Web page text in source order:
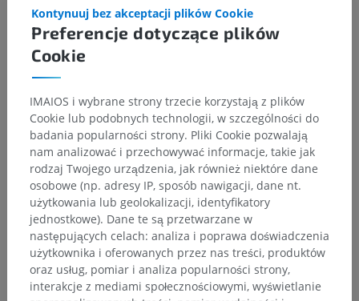
Centralny system nerwowy>
Naczynia krwionośne ośrodkowego układu
nerwowego>
Naczynia krwionośne mózgowia
Tętnica naczyniówkowa przednia
Naczyniówki gałęzie tętnicy przedniej naczyniówki do
III komory
Powiązane struktury: Nie istnieją struktury powiązane
z tą częścią ciała
Tłumaczenia
Preferencje dotyczące plików
Cookie
Kontynuuj bez akceptacji plików Cookie
IMAIOS i wybrane strony trzecie korzystają z plików
Cookie lub podobnych technologii, w szczególności do
badania popularności strony. Pliki Cookie pozwalają
nam analizować i przechowywać informacje, takie jak
rodzaj Twojego urządzenia, jak również niektóre dane
osobowe (np. adresy IP, sposób nawigacji, dane nt.
użytkowania lub geolokalizacji, identyfikatory
jednostkowe). Dane te są przetwarzane w
następujących celach: analiza i poprawa doświadczenia
użytkownika i oferowanych przez nas treści, produktów
oraz usług, pomiar i analiza popularności strony,
interakcje z mediami społecznościowymi, wyświetlanie